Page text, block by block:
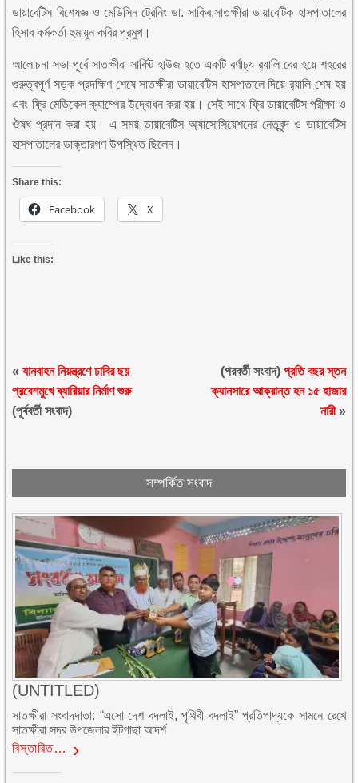
ডায়াবেটিস বিশেষজ্ঞ ও মেডিসিন ট্রেনিং ডা. সাকিব,সাতক্ষীরা ডায়াবেটিক হাসপাতালের
হিসাব কর্মকর্তা হুমায়ুন কবির প্রমুখ।
আলোচনা সভা পূর্বে সাতক্ষীরা সার্কিট হাউজ হতে একটি বর্ণাঢ্য র‍্যালি বের হয়ে শহরের
গুরুত্বপূর্ণ সড়ক প্রদক্ষিণ শেষে সাতক্ষীরা ডায়াবেটিস হাসপাতালে দিয়ে র‍্যালি শেষ হয়
এবং ফ্রি মেডিকেল ক্যাম্পের উদ্বোধন করা হয়। সেই সাথে ফ্রি ডায়াবেটিস পরীক্ষা ও
ঔষধ প্রদান করা হয়। এ সময় ডায়াবেটিস অ্যাসোসিয়েশনের নেতৃবৃন্দ ও ডায়াবেটিস
হাসপাতালের ডাক্তারগণ উপস্থিত ছিলেন।
Share this:
Facebook X
Like this:
«যানবাহন নিয়ন্ত্রণে ঢাবির ছয়
প্রবেশমুখে ব্যারিয়ার নির্মাণ শুরু
(পূর্ববর্তী সংবাদ)
(পরবর্তী সংবাদ) প্রতি বছর স্তন
ক্যানসারে আক্রান্ত হন ১৫ হাজার
নারী»
সম্পর্কিত সংবাদ
(UNTITLED)
সাতক্ষীরা সংবাদদাতা: “এসো দেশ বদলাই, পৃথিবী বদলাই” প্রতিপাদ্যকে সামনে রেখে
সাতক্ষীরা সদর উপজেলার ইটগাছা আদর্শ
বিস্তারিত…